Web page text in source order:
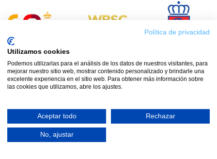
Educar
Política de privacidad
Utilizamos cookies
Podemos utilizarlas para el análisis de los datos de nuestros visitantes, para
mejorar nuestro sitio web, mostrar contenido personalizado y brindarle una
excelente experiencia en el sitio web. Para obtener más información sobre
las cookies que utilizamos, abre los ajustes.
Aceptar todo Rechazar
No, ajustar